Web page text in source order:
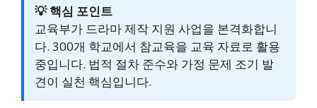
💡 핵심 포인트
교육부가 드라마 제작 지원 사업을 본격화합니
다. 300개 학교에서 참교육을 교육 자료로 활용
중입니다. 법적 절차 준수와 가정 문제 조기 발
견이 실천 핵심입니다.